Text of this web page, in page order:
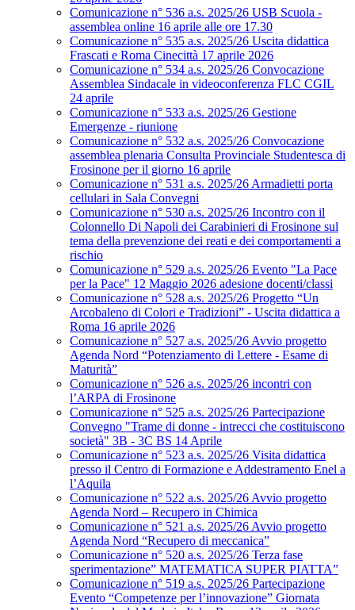
Comunicazione n° 536 a.s. 2025/26 USB Scuola -
assemblea online 16 aprile alle ore 17.30
Comunicazione n° 535 a.s. 2025/26 Uscita didattica
Frascati e Roma Cinecittà 17 aprile 2026
Comunicazione n° 534 a.s. 2025/26 Convocazione
Assemblea Sindacale in videoconferenza FLC CGIL
24 aprile
Comunicazione n° 533 a.s. 2025/26 Gestione
Emergenze - riunione
Comunicazione n° 532 a.s. 2025/26 Convocazione
assemblea plenaria Consulta Provinciale Studentesca di
Frosinone per il giorno 16 aprile
Comunicazione n° 531 a.s. 2025/26 Armadietti porta
cellulari in Sala Convegni
Comunicazione n° 530 a.s. 2025/26 Incontro con il
Colonnello Di Napoli dei Carabinieri di Frosinone sul
tema della prevenzione dei reati e dei comportamenti a
rischio
Comunicazione n° 529 a.s. 2025/26 Evento "La Pace
per la Pace" 12 Maggio 2026 adesione docenti/classi
Comunicazione n° 528 a.s. 2025/26 Progetto “Un
Arcobaleno di Colori e Tradizioni” - Uscita didattica a
Roma 16 aprile 2026
Comunicazione n° 527 a.s. 2025/26 Avvio progetto
Agenda Nord “Potenziamento di Lettere - Esame di
Maturità”
Comunicazione n° 526 a.s. 2025/26 incontri con
l’ARPA di Frosinone
Comunicazione n° 525 a.s. 2025/26 Partecipazione
Convegno "Trame di donne - intrecci che costituiscono
società" 3B - 3C BS 14 Aprile
Comunicazione n° 523 a.s. 2025/26 Visita didattica
presso il Centro di Formazione e Addestramento Enel a
l’Aquila
Comunicazione n° 522 a.s. 2025/26 Avvio progetto
Agenda Nord – Recupero in Chimica
Comunicazione n° 521 a.s. 2025/26 Avvio progetto
Agenda Nord “Recupero di meccanica”
Comunicazione n° 520 a.s. 2025/26 Terza fase
sperimentazione” MATEMATICA SUPER PIATTA”
Comunicazione n° 519 a.s. 2025/26 Partecipazione
Evento “Competenze per l’innovazione” Giornata